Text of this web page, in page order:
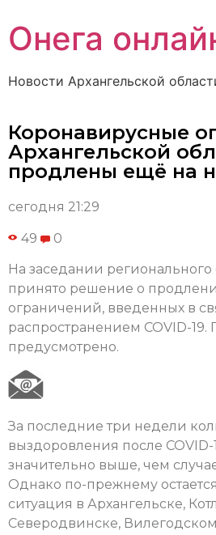
Онега
Новости Архангельской
Коронавирусные
Архангельской
продлены ещё на
сегодня 21:29
49 0
На заседании
принято решение о
ограничений, введенных в
распространением COVID-
предусмотрено.
За последние три недели
выздоровления после
значительно выше, чем
Однако по-прежнему
ситуация в Архангельске,
Северодвинске,